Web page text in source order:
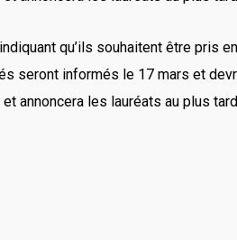
qu’ils souhaitent être pris
seront informés le 17 mars et
annoncera les lauréats au plus